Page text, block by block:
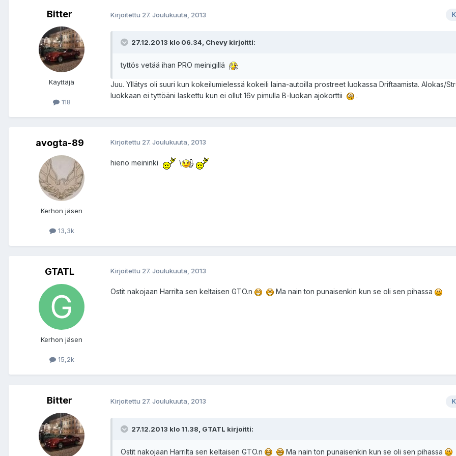
Bitter
Käyttäjä
118
Kirjoitettu 27. Joulukuuta, 2013
27.12.2013 klo 06.34, Chevy kirjoitti:
tyttös vetää ihan PRO meinigillä
Juu. Yllätys oli suuri kun kokeilumielessä kokeili laina-autoilla prostreet luokassa Driftaamista. Alokas/
luokkaan ei tyttöäni laskettu kun ei ollut 16v pimulla B-luokan ajokorttii
.
avogta-89
Kerhon jäsen
13,3k
Kirjoitettu 27. Joulukuuta, 2013
hieno meininki \
GTATL
Kerhon jäsen
15,2k
Kirjoitettu 27. Joulukuuta, 2013
Ostit nakojaan Harrilta sen keltaisen GTO.n Ma nain ton punaisenkin kun se oli sen pihassa
Bitter Kirjoitettu 27. Joulukuuta, 2013
27.12.2013 klo 11.38, GTATL kirjoitti:
Ostit nakojaan Harrilta sen keltaisen GTO.n Ma nain ton punaisenkin kun se oli sen pihassa